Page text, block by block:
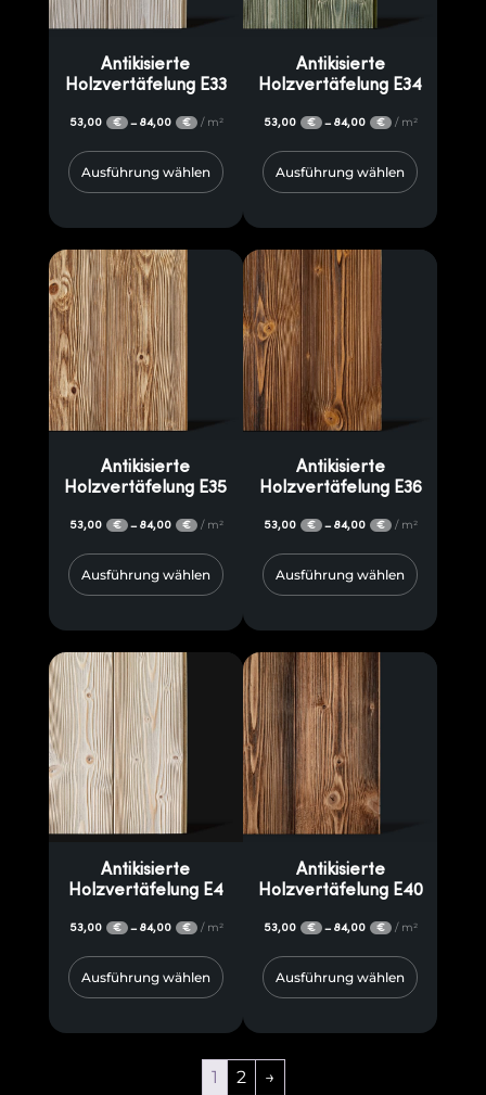
Antikisierte
Holzvertäfelung E33
53,00 € – 84,00 € / m²
Ausführung wählen
Antikisierte
Holzvertäfelung E34
53,00 € – 84,00 € / m²
Ausführung wählen
Antikisierte
Holzvertäfelung E35
53,00 € – 84,00 € / m²
Ausführung wählen
Antikisierte
Holzvertäfelung E36
53,00 € – 84,00 € / m²
Ausführung wählen
Antikisierte
Holzvertäfelung E4
53,00 € – 84,00 € / m²
Ausführung wählen
Antikisierte
Holzvertäfelung E40
53,00 € – 84,00 € / m²
Ausführung wählen
1 2 →